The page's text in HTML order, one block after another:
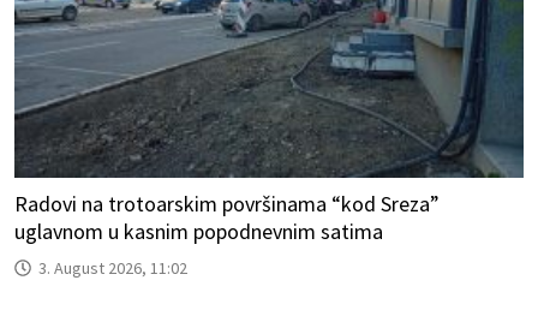
Radovi na trotoarskim površinama “kod Sreza”
uglavnom u kasnim popodnevnim satima
3. August 2026, 11:02